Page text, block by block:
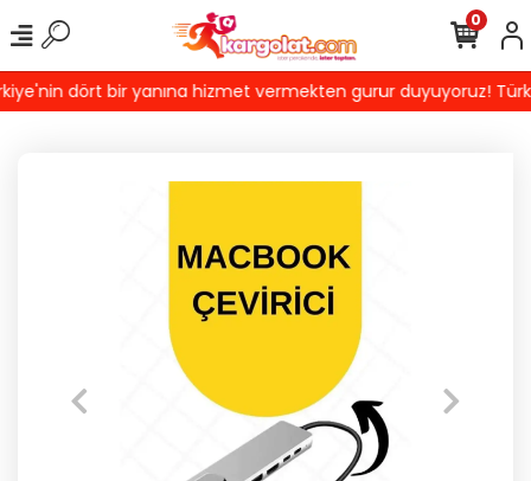
dört bir yanına hizmet vermekten gurur duyuyoruz!
0